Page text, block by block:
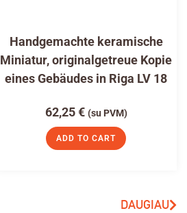
Handgemachte keramische
Miniatur, originalgetreue Kopie
eines Gebäudes in Riga LV 18
62,25€ (su PVM)
ADD TO CART
DAUGIAU